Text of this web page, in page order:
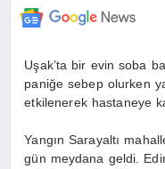
Uşak’ta bir evin soba
paniğe sebep olurken
etkilenerek hastaneye
Yangın Sarayaltı
gün meydana geldi.